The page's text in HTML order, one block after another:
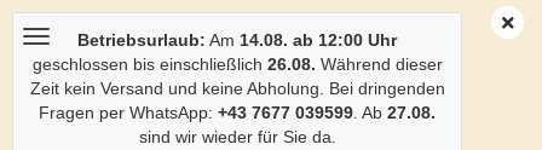
Betriebsurlaub: Am 14.08. ab 12:00 Uhr
geschlossen bis einschließlich 26.08. Während dieser
Zeit kein Versand und keine Abholung. Bei dringenden
Fragen per WhatsApp: +43 7677 039599 . Ab 27.08.
sind wir wieder für Sie da.